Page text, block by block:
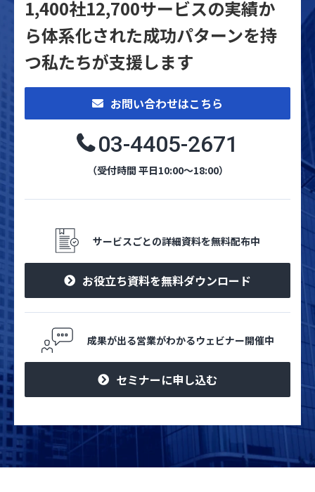
1,400社12,700サービスの実績か
ら体系化された成功パターンを持
つ私たちが支援します
お問い合わせはこちら
03-4405-2671
（受付時間 平日10:00～18:00）
サービスごとの詳細資料を無料配布中
お役立ち資料を無料ダウンロード
成果が出る営業がわかるウェビナー開催中
セミナーに申し込む